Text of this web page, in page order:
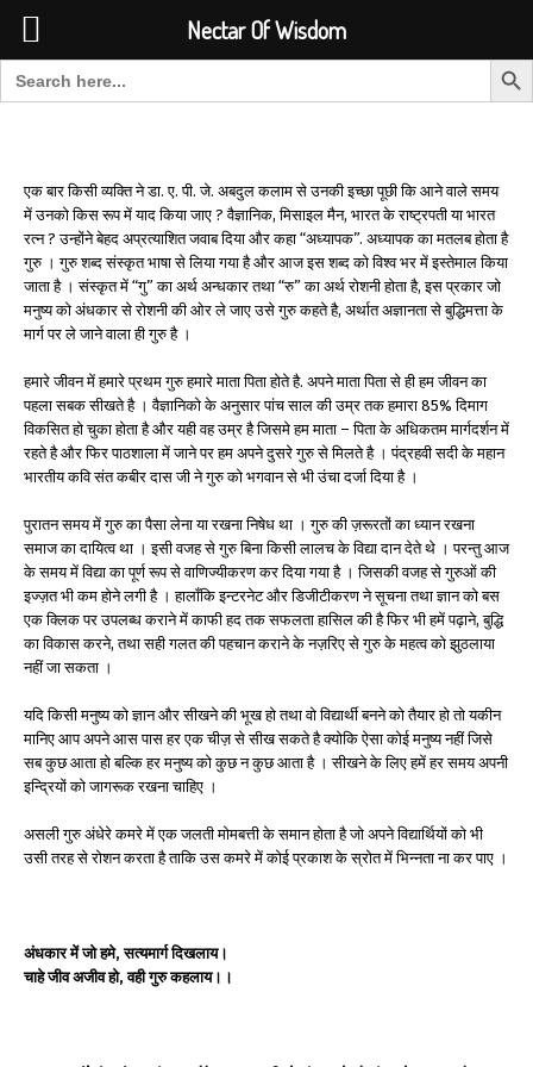
Search for: Search
एक बार किसी व्यक्ति ने डा. ए. पी. जे. अबदुल कलाम से उनकी इच्छा पूछी कि आने वाले समय
में उनको किस रूप में याद किया जाए ? वैज्ञानिक, मिसाइल मैन, भारत के राष्ट्रपती या भारत
रत्न ? उन्होंने बेहद अप्रत्याशित जवाब दिया और कहा “अध्यापक”. अध्यापक का मतलब होता है
गुरु । गुरु शब्द संस्कृत भाषा से लिया गया है और आज इस शब्द को विश्व भर में इस्तेमाल किया
जाता है । संस्कृत में “गु” का अर्थ अन्धकार तथा “रु” का अर्थ रोशनी होता है, इस प्रकार जो
मनुष्य को अंधकार से रोशनी की ओर ले जाए उसे गुरु कहते है, अर्थात अज्ञानता से बुद्धिमत्ता के
मार्ग पर ले जाने वाला ही गुरु है ।
हमारे जीवन में हमारे प्रथम गुरु हमारे माता पिता होते है. अपने माता पिता से ही हम जीवन का
पहला सबक सीखते है । वैज्ञानिको के अनुसार पांच साल की उम्र तक हमारा 85% दिमाग
विकसित हो चुका होता है और यही वह उम्र है जिसमे हम माता – पिता के अधिकतम मार्गदर्शन में
रहते है और फिर पाठशाला में जाने पर हम अपने दुसरे गुरु से मिलते है । पंद्रहवी सदी के महान
भारतीय कवि संत कबीर दास जी ने गुरु को भगवान से भी उंचा दर्जा दिया है ।
पुरातन समय में गुरु का पैसा लेना या रखना निषेध था । गुरु की ज़रूरतों का ध्यान रखना
समाज का दायित्व था । इसी वजह से गुरु बिना किसी लालच के विद्या दान देते थे । परन्तु आज
के समय में विद्या का पूर्ण रूप से वाणिज्यीकरण कर दिया गया है । जिसकी वजह से गुरुओं की
इज्ज़त भी कम होने लगी है । हालाँकि इन्टरनेट और डिजीटीकरण ने सूचना तथा ज्ञान को बस
एक क्लिक पर उपलब्ध कराने में काफी हद तक सफलता हासिल की है फिर भी हमें पढ़ाने, बुद्धि
का विकास करने, तथा सही गलत की पहचान कराने के नज़रिए से गुरु के महत्व को झुठलाया
नहीं जा सकता ।
यदि किसी मनुष्य को ज्ञान और सीखने की भूख हो तथा वो विद्यार्थी बनने को तैयार हो तो यकीन
मानिए आप अपने आस पास हर एक चीज़ से सीख सकते है क्योकि ऐसा कोई मनुष्य नहीं जिसे
सब कुछ आता हो बल्कि हर मनुष्य को कुछ न कुछ आता है । सीखने के लिए हमें हर समय अपनी
इन्द्रियों को जागरूक रखना चाहिए ।
असली गुरु अंधेरे कमरे में एक जलती मोमबत्ती के समान होता है जो अपने विद्यार्थियों को भी
उसी तरह से रोशन करता है ताकि उस कमरे में कोई प्रकाश के स्रोत में भिन्नता ना कर पाए ।
अंधकार में जो हमे, सत्यमार्ग दिखलाय।
चाहे जीव अजीव हो, वही गुरु कहलाय।।
Nectar Of Wisdom